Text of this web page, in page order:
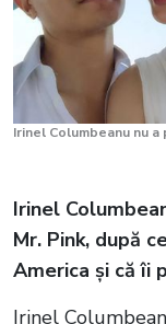
Irinel Columbeanu nu
Irinel
Mr. Pink, după
America și că îi
Irinel